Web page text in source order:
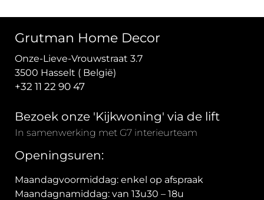
Grutman Home Decor
Onze-Lieve-Vrouwstraat 3.7
3500 Hasselt ( België)
+32 11 22 90 47
Bezoek onze 'Kijkwoning' via de lift
In samenwerking met G7 interieurteam
Openingsuren:
Maandagvoormiddag: enkel op afspraak
Maandagnamiddag: van 13u30 – 18u